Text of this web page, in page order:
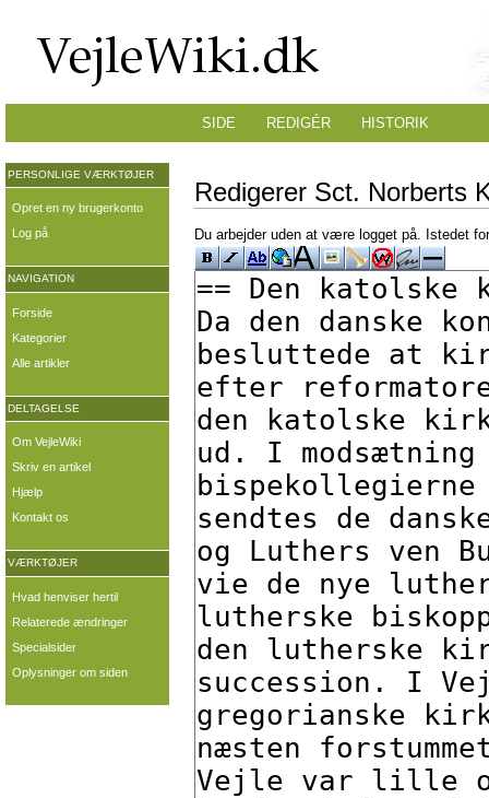
Redigerer Sct. Norberts
Du arbejder uden at være logget på. Istedet
SIDE REDIGÉR HISTORIK
PERSONLIGE VÆRKTØJER
Opret en ny brugerkonto
Log på
NAVIGATION
Forside
Kategorier
Alle artikler
DELTAGELSE
Om VejleWiki
Skriv en artikel
Hjælp
Kontakt os
VÆRKTØJER
Hvad henviser hertil
Relaterede ændringer
Specialsider
Oplysninger om siden